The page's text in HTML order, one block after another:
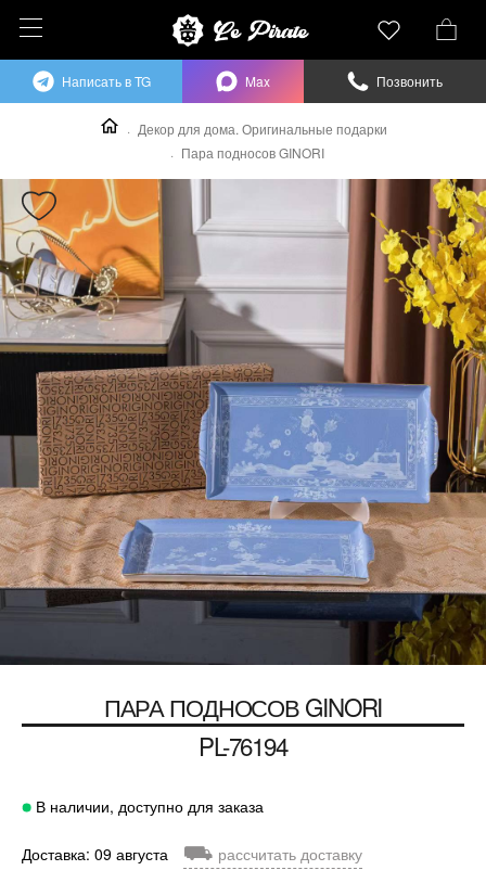
Декор для дома. Оригинальные подарки
Пара подносов GINORI
ПАРА ПОДНОСОВ GINORI
PL-76194
В наличии, доступно для заказа
Доставка: 09 августа ⛟ рассчитать доставку
Написать в TG Max Позвонить